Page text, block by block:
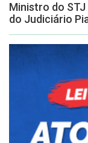
Ministro do
do Judiciário